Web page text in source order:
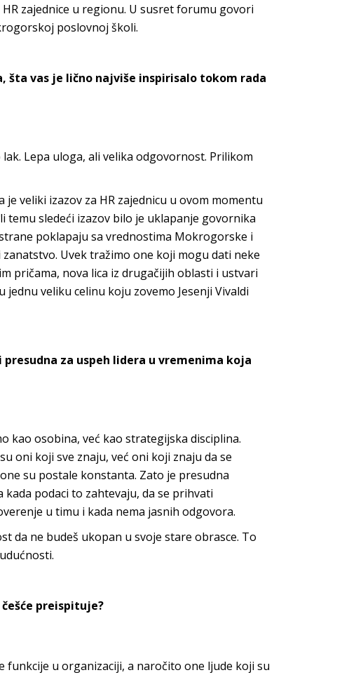
zajednice u regionu. U susret forumu govori
poslovnoj školi.
vas je lično najviše inspirisalo tokom rada
Lepa uloga, ali velika odgovornost. Prilikom
veliki izazov za HR zajednicu u ovom momentu
temu sledeći izazov bilo je uklapanje govornika
poklapaju sa vrednostima Mokrogorske i
Uvek tražimo one koji mogu dati neke
pričama, nova lica iz drugačijih oblasti i ustvari
veliku celinu koju zovemo Jesenji Vivaldi
za uspeh lidera u vremenima koja
kao osobina, već kao strategijska disciplina.
oni koji sve znaju, već oni koji znaju da se
su postale konstanta. Zato je presudna
podaci to zahtevaju, da se prihvati
u timu i kada nema jasnih odgovora.
da ne budeš ukopan u svoje stare obrasce. To
preispituje?
u organizaciji, a naročito one ljude koji su